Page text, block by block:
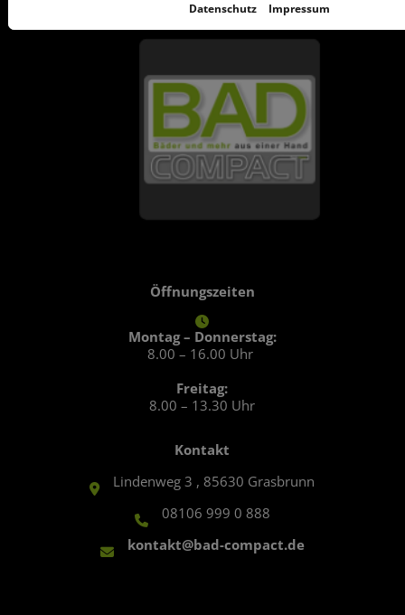
Öffnungszeiten
Montag – Donnerstag:
8.00 – 16.00 Uhr
Freitag:
8.00 – 13.30 Uhr
Kontakt
Lindenweg 3 , 85630 Grasbrunn
08106 999 0 888
kontakt@bad-compact.de
Datenschutz Impressum